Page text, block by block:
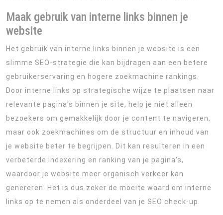
Maak gebruik van interne links binnen je
website
Het gebruik van interne links binnen je website is een
slimme SEO-strategie die kan bijdragen aan een betere
gebruikerservaring en hogere zoekmachine rankings.
Door interne links op strategische wijze te plaatsen naar
relevante pagina’s binnen je site, help je niet alleen
bezoekers om gemakkelijk door je content te navigeren,
maar ook zoekmachines om de structuur en inhoud van
je website beter te begrijpen. Dit kan resulteren in een
verbeterde indexering en ranking van je pagina’s,
waardoor je website meer organisch verkeer kan
genereren. Het is dus zeker de moeite waard om interne
links op te nemen als onderdeel van je SEO check-up.